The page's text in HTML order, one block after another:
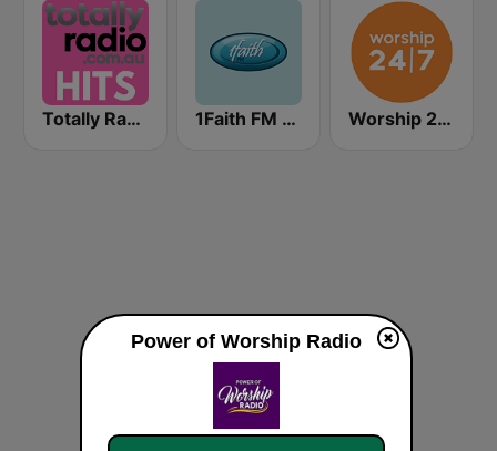
Totally Radio Hits 1Faith FM - Christian Worship Worship 24/7
Power of Worship Radio